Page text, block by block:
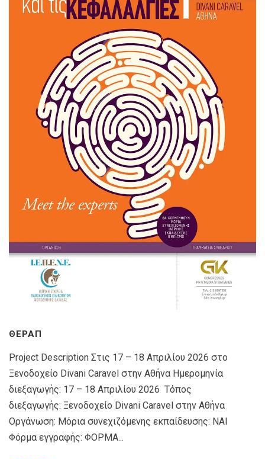
ΘΕΡΑΠ
Project Description Στις 17 – 18 Απριλίου 2026 στο
Ξενοδοχείο Divani Caravel στην Αθήνα Ημερομηνία
διεξαγωγής: 17 – 18 Απριλίου 2026 Τόπος
διεξαγωγής: Ξενοδοχείο Divani Caravel στην Αθήνα
Οργάνωση: Μόρια συνεχιζόμενης εκπαίδευσης: ΝΑΙ
Φόρμα εγγραφής: ΦΟΡΜΑ...